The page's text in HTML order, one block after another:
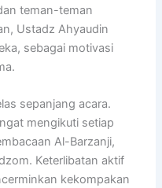
teman-teman
Ustadz Ahyaudin
sebagai motivasi
sepanjang acara.
mengikuti setiap
Al-Barzanji,
Keterlibatan aktif
kekompakan